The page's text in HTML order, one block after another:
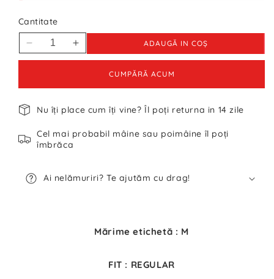
Cantitate
Reduceți
cantitatea
Jachetă
Femei
M
Creșteți
cantitatea
Jachetă
Femei
M
ADAUGĂ IN COŞ
CUMPĂRĂ ACUM
Nu îți place cum îți vine? Îl poți returna in 14 zile
Cel mai probabil mâine sau poimâine îl poți
îmbrăca
Ai nelămuriri? Te ajutăm cu drag!
Mărime etichetă : M
FIT : REGULAR